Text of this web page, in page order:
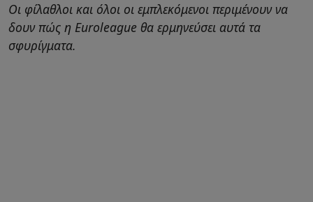
Οι φίλαθλοι και όλοι οι εμπλεκόμενοι περιμένουν να
δουν πώς η Euroleague θα ερμηνεύσει αυτά τα
σφυρίγματα.